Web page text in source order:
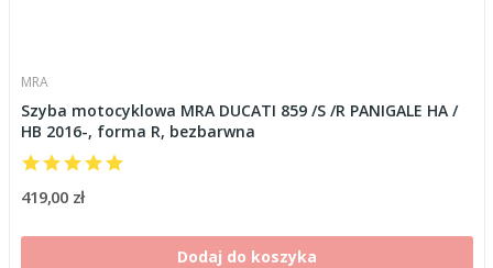
MRA
Szyba motocyklowa MRA DUCATI 859 /S /R PANIGALE HA /
HB 2016-, forma R, bezbarwna
419,00 zł
Dodaj do koszyka